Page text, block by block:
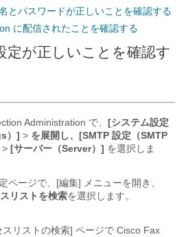
とパスワードが正しいことを確認する
に配信されたことを確認する
定が正しいことを確認す
Administration で、 [システム設定
）] > を展開し、 [SMTP 設定（SMTP
> [サーバー（Server）] を選択しま
ページで、[編集] メニューを開き、
リストを検索を選択します。
リストの検索] ページで Cisco Fax